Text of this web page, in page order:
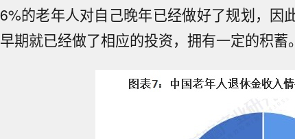
6%的老年人对自己晚年已经做好了规划，因
早期就已经做了相应的投资，拥有一定的积蓄。